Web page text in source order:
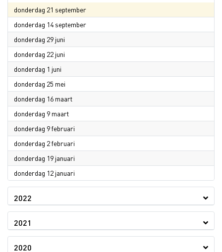
donderdag 21 september2023
donderdag 14 september2023
donderdag 29 juni
donderdag 22 juni
donderdag 1 juni
donderdag 25 mei
donderdag 16 maart2023
donderdag 9 maart2023
donderdag 9 februari
donderdag 2 februari
donderdag 19 januari
donderdag 12 januari
2022
2021
2020